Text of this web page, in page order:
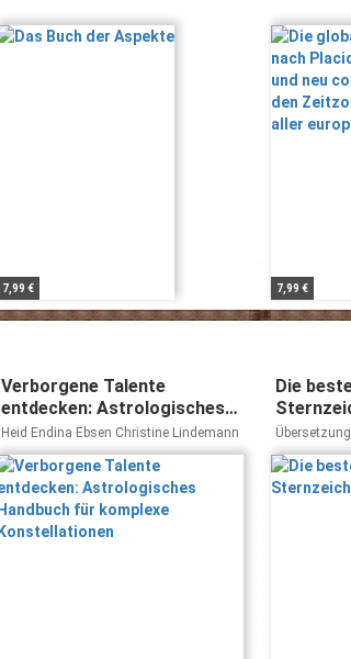
7,99 €
Mit den
7,99 €
Verborgene Talente
entdecken: Astrologisches
Handbuch für komplexe
Konstellationen
Heid Endina Ebsen Christine Lindemann
Die
Sitron